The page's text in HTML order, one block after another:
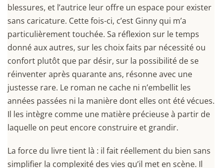
blessures, et l’autrice leur offre un espace pour exister
sans caricature. Cette fois-ci, c’est Ginny qui m’a
particulièrement touchée. Sa réflexion sur le temps
donné aux autres, sur les choix faits par nécessité ou
confort plutôt que par désir, sur la possibilité de se
réinventer après quarante ans, résonne avec une
justesse rare. Le roman ne cache ni n’embellit les
années passées ni la manière dont elles ont été vécues.
Il les intègre comme une matière précieuse à partir de
laquelle on peut encore construire et grandir.
La force du livre tient là : il fait réellement du bien sans
simplifier la complexité des vies qu’il met en scène. Il